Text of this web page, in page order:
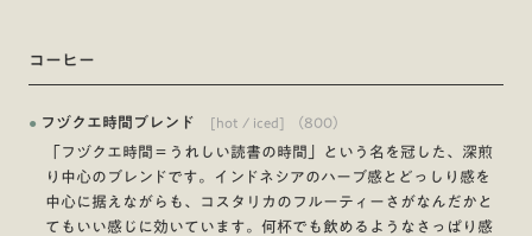
コーヒー
● フヅクエ時間ブレンド [hot / iced] （800）
「フヅクエ時間＝うれしい読書の時間」という名を冠した、深煎
り中心のブレンドです。インドネシアのハーブ感とどっしり感を
中心に据えながらも、コスタリカのフルーティーさがなんだかと
てもいい感じに効いています。何杯でも飲めるようなさっぱり感